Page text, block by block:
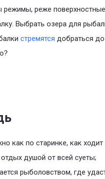
режимы, реже поверхностные
Выбрать озера для
стремятся добраться
как по старинке, как ходит
душой от всей суеты;
рыболовством, где